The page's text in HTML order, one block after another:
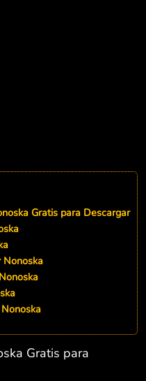
Gratis para Descargar
Nonoska
Gratis para